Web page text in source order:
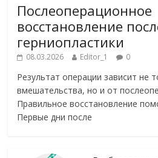
Послеоперационное
восстановление
герниопластики
08.03.2026 Editor_1 0
Результат операции зависит не
вмешательства, но и от
Правильное восстановление
Первые дни после